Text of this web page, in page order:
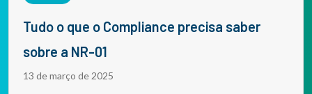
Tudo o que o Compliance precisa saber
sobre a NR-01
13 de março de 2025